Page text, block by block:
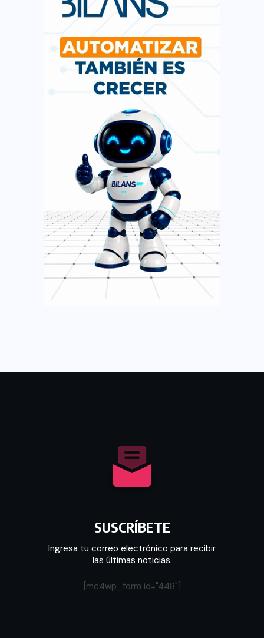
SUSCRÍBETE
Ingresa tu correo electrónico para recibir
las últimas noticias.
[mc4wp_form id="448"]